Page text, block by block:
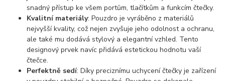
snadný přístup ke všem portům, tlačítkům a funkcím čtečky.
Kvalitní materiály: Pouzdro je vyráběno z materiálů
nejvyšší kvality, což nejen zvyšuje jeho odolnost a ochranu,
ale také mu dodává stylový a elegantní vzhled. Tento
designový prvek navíc přidává estetickou hodnotu vaší
čtečce.
Perfektně sedí: Díky preciznímu uchycení čtečky je zařízení